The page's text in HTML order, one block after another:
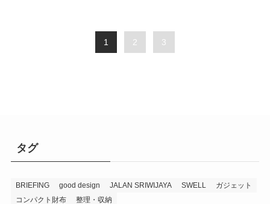
1 2 3
タグ
BRIEFING good design JALAN SRIWIJAYA SWELL
ガジェット
コンパクト財布
整理・収納